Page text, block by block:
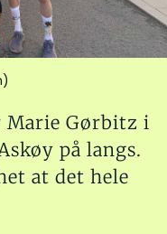
Marie Gørbitz i
på langs.
at det hele